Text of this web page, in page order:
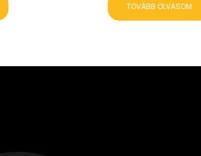
TOVÁBB OLVASOM